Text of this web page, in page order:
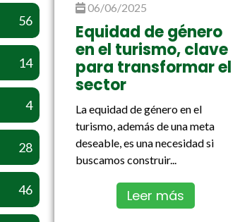
56
14
4
28
46
06/06/2025
Equidad de género
en el turismo, clave
para transformar el
sector
La equidad de género en el
turismo, además de una meta
deseable, es una necesidad si
buscamos construir...
Leer más